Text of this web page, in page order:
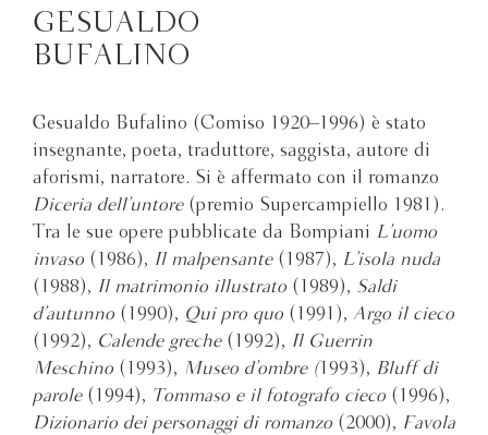
GESUALDO
BUFALINO
Gesualdo Bufalino (Comiso 1920–1996) è stato
insegnante, poeta, traduttore, saggista, autore di
aforismi, narratore. Si è affermato con il romanzo
Diceria dell’untore(premio Supercampiello 1981).
Tra le sue opere pubblicate da Bompiani L’uomo
invaso (1986), Il malpensante (1987), L’isola nuda
(1988), Il matrimonio illustrato (1989), Saldi
d’autunno (1990), Qui pro quo (1991), Argo il cieco
(1992), Calende greche(1992), Il Guerrin
Meschino (1993), Museo d’ombre ( 1993), Bluff di
parole(1994), Tommaso e il fotografo cieco (1996),
Dizionario dei personaggi di romanzo (2000), Favola